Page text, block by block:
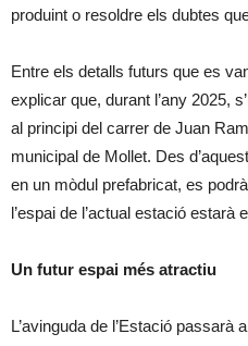
produint o resoldre els dubtes
Entre els detalls futurs que es
explicar que, durant l’any 2025,
al principi del carrer de Juan
municipal de Mollet. Des
en un mòdul prefabricat, es
l’espai de l’actual estació
Un futur espai més atractiu
L’avinguda de l’Estació